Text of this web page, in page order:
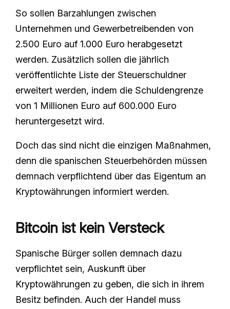
So sollen Barzahlungen zwischen
Unternehmen und Gewerbetreibenden von
2.500 Euro auf 1.000 Euro herabgesetzt
werden. Zusätzlich sollen die jährlich
veröffentlichte Liste der Steuerschuldner
erweitert werden, indem die Schuldengrenze
von 1 Millionen Euro auf 600.000 Euro
heruntergesetzt wird.
Doch das sind nicht die einzigen Maßnahmen,
denn die spanischen Steuerbehörden müssen
demnach verpflichtend über das Eigentum an
Kryptowährungen informiert werden.
Bitcoin ist kein Versteck
Spanische Bürger sollen demnach dazu
verpflichtet sein, Auskunft über
Kryptowährungen zu geben, die sich in ihrem
Besitz befinden. Auch der Handel muss